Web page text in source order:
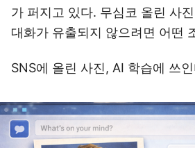
가 퍼지고 있다. 무심코 올린 사
대화가 유출되지 않으려면 어떤
SNS에 올린 사진, AI 학습에 쓰